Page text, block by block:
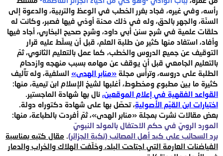
رأسه، وفي غيره، فجاد بغرر الخطب في الوعظ والتربية، والدعوة إلى
السنّة، والجهر بالحق، وله في ذلك محنة أوذي فيها فصبر، وكانت له
حلقات علمية في شرح سنن أبي داود، وشرح صحيح البخاري، أجاد فيها
وأفاد، استفاد منها كثير من طلبة العلم، قبل أن يسلّط عليه قرار
التوقيف عن جميع الدروس والخطب، كما عمل بالتعليم الثانوي، ثمّ
بالتعليم الجامعي قبل أن يوقف عن مهامه بسبب منهجه وازدحام
الطلبة على دروسه، وترأّس مجلة «منابر الهدى» السلفية، وله تآليف
كثيرة ما بين مطبوع ومخطوط، أغلبها لشيخ الإسلام ابن تيمية، منها:
القواعد الفقهية في إعلام الموقعين، نال بها شهادة الماجستير.
اختيارات ابن القيّم الأصولية، تحصّل بها على شهادة دكتوراه دولة.
بعض مقالات نشرت بمجلة «منابر الهدى»، ثمّ أفردت بالطباعة، منها:
المورد الرويّ في حكم الاحتفال بالمولد النبويّ
برد السحائب على كبد أهل المصائب (نكبة الجزائر). مقال كتبه بمناسبة
الفياضنات العارمة التي اجتاحت البلد، وخلّفت الهلاك والخراب والدمار